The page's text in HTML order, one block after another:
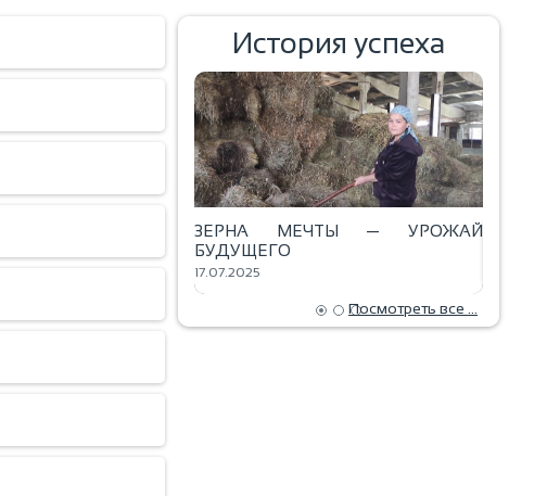
История успеха
ЗЕРНА МЕЧТЫ — УРОЖАЙ
БУДУЩЕГО
17.07.2025
Посмотреть все ...